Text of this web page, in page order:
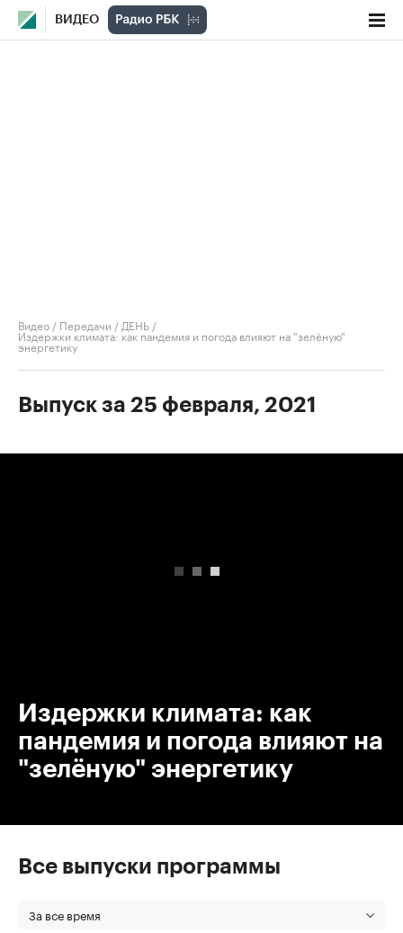
ВИДЕО
Видео / Передачи / ДЕНЬ /
Издержки климата: как пандемия и погода влияют на "зелёную"
энергетику
Выпуск за 25 февраля, 2021
Издержки климата: как
пандемия и погода влияют на
"зелёную" энергетику
Все выпуски программы
За все время